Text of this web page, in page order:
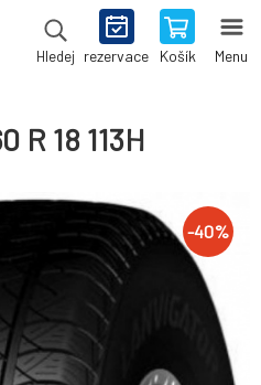
Hledej rezervace Košík Menu
R 18 113H
-40%